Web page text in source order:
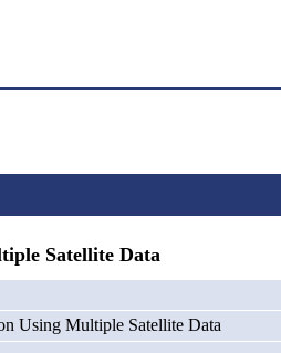
Satellite Data
Using Multiple Satellite Data